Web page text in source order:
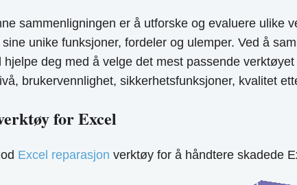
sammenligningen er å utforske og evaluere
unike funksjoner, fordeler og ulemper. Ved å
deg med å velge det mest passende
brukervennlighet, sikkerhetsfunksjoner, kvalitet
for Excel
Excel reparasjon verktøy for å håndtere skadede